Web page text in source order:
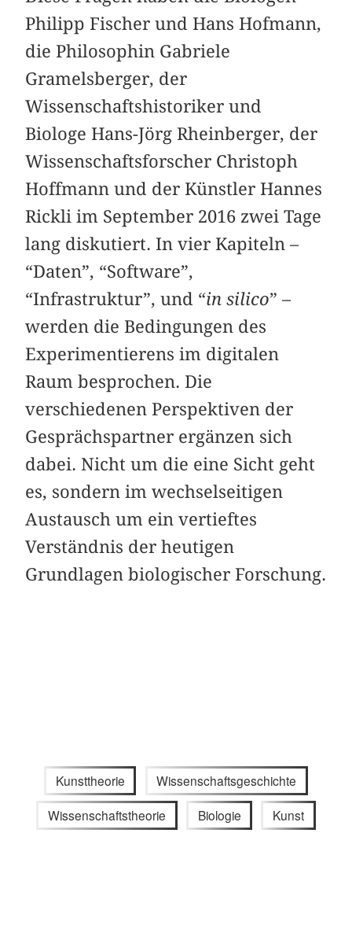
Philipp Fischer und Hans Hofmann,
die Philosophin Gabriele
Gramelsberger, der
Wissenschaftshistoriker und
Biologe Hans-Jörg Rheinberger, der
Wissenschaftsforscher Christoph
Hoffmann und der Künstler Hannes
Rickli im September 2016 zwei Tage
lang diskutiert. In vier Kapiteln –
“Daten”, “Software”,
“Infrastruktur”, und “in silico” –
werden die Bedingungen des
Experimentierens im digitalen
Raum besprochen. Die
verschiedenen Perspektiven der
Gesprächspartner ergänzen sich
dabei. Nicht um die eine Sicht geht
es, sondern im wechselseitigen
Austausch um ein vertieftes
Verständnis der heutigen
Grundlagen biologischer Forschung.
Kunsttheorie Wissenschaftsgeschichte
Wissenschaftstheorie Biologie Kunst